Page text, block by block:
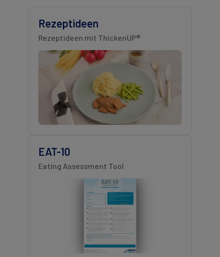
Rezeptideen
Rezeptideen mit ThickenUP®
EAT-10
Eating Assessment Tool